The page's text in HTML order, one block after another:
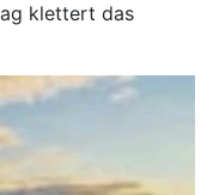
klettert das